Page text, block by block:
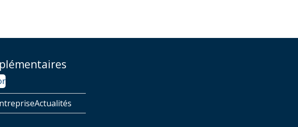
Actualités